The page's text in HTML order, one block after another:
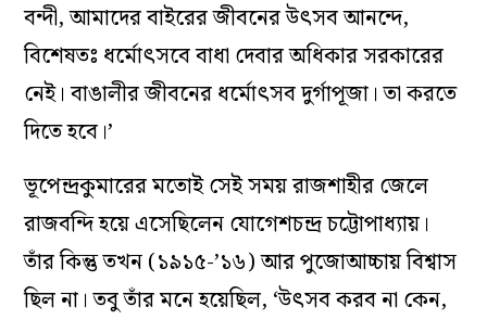
বন্দী, আমাদের বাইরের জীবনের উৎসব আনন্দে,
বিশেষতঃ ধর্মোৎসবে বাধা দেবার অধিকার সরকারের
নেই। বাঙালীর জীবনের ধর্মোৎসব দুর্গাপূজা। তা করতে
দিতে হবে।’
ভূপেন্দ্রকুমারের মতোই সেই সময় রাজশাহীর জেলে
রাজবন্দি হয়ে এসেছিলেন যোগেশচন্দ্র চট্টোপাধ্যায়।
তাঁর কিন্তু তখন (১৯১৫-’১৬) আর পুজোআচ্চায় বিশ্বাস
ছিল না। তবু তাঁর মনে হয়েছিল, ‘উৎসব করব না কেন,